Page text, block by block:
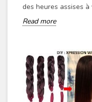
des heures assises
Read more